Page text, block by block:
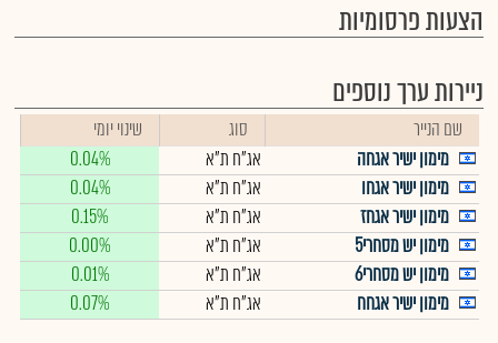
הצעות פרסומיות
ניירות ערך נוספים
שם הנייר סוג
שינוי יומי
מימון ישיר אגחה
אג"ח ת"א
0.04%
מימון ישיר אגחו
אג"ח ת"א
0.04%
מימון ישיר אגחז
אג"ח ת"א
0.15%
מימון יש מסחרי5
אג"ח ת"א
0.00%
מימון יש מסחרי6
אג"ח ת"א
0.01%
מימון ישיר אגחח
אג"ח ת"א 0.07%